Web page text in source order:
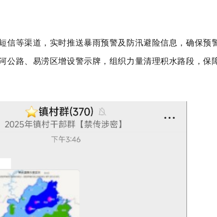
信等渠道，实时推送暴雨预警及防汛避险信息，确保预
公路、易涝区增设警示牌，组织力量清理积水路段，保